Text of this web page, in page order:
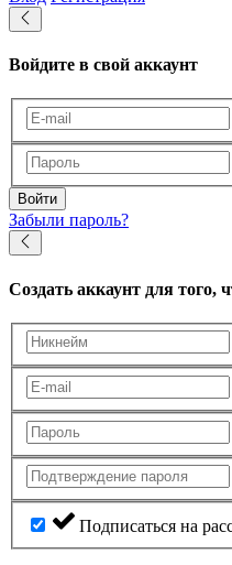
Войдите в свой аккаунт
Войти
Забыли пароль?
Создать аккаунт для того,
Подписаться на